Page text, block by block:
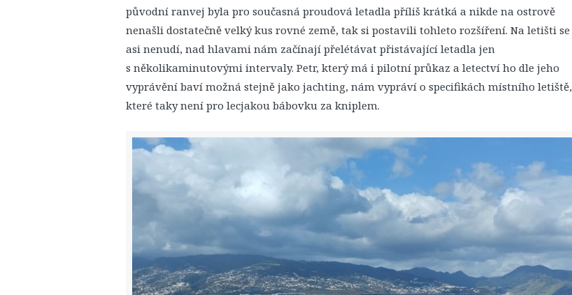
původní ranvej byla pro současná proudová letadla příliš krátká a nikde na ostrově
nenašli dostatečně velký kus rovné země, tak si postavili tohleto rozšíření. Na letišti se
asi nenudí, nad hlavami nám začínají přelétávat přistávající letadla jen
s několikaminutovými intervaly. Petr, který má i pilotní průkaz a letectví ho dle jeho
vyprávění baví možná stejně jako jachting, nám vypráví o specifikách místního letiště,
které taky není pro lecjakou bábovku za kniplem.